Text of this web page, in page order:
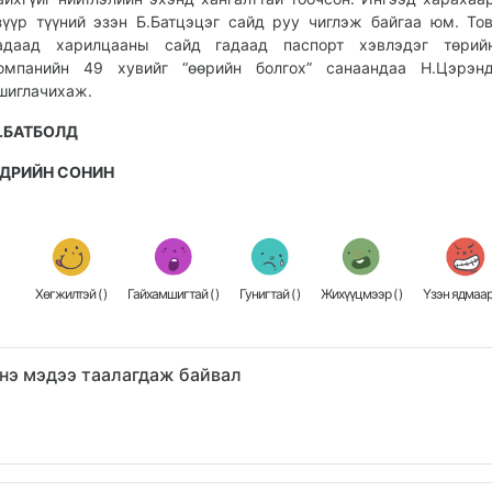
түүний эзэн Б.Батцэцэг сайд руу чиглэж байгаа юм.
харилцааны сайд гадаад паспорт хэвлэдэг
49 хувийг “өөрийн болгох” санаандаа
СОНИН
Хөгжилтэй () Гайхамшигтай () Гунигтай () Жихүүцмээр () Үзэн
мэдээ таалагдаж байвал